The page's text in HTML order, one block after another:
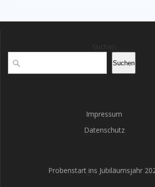
Suchen
Impressum
Datenschutz
Probenstart ins Jubiläumsjahr